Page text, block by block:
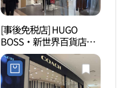
[事後免税店] HUGO
BOSS・新世界百貨店セ
ンタムシティ店(휴고보
스 신세계백화점 센텀시
티점)